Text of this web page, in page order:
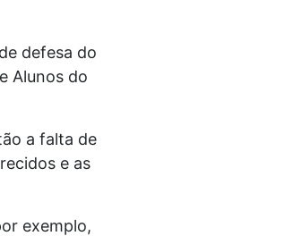
defesa do
Alunos do
a falta de
e as
exemplo,